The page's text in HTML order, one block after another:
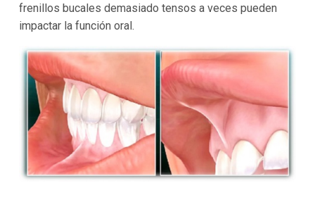
frenillos bucales demasiado tensos a veces pueden
impactar la función oral.